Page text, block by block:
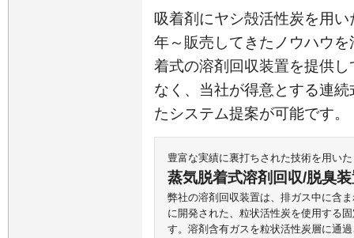
吸着剤にヤシ殻活性炭を用
年～販売してきたノウハウ
着式の溶剤回収装置を提供
なく、当社が得意とする連
たシステム提案が可能です。
豊富な実績に裏打ちされた技術を用いた
蒸気脱着式溶剤回収/脱臭
弊社の溶剤回収装置は、排ガス中に含
に開発された、粒状活性炭を使用する
す。溶剤含有ガスを粒状活性炭層に通